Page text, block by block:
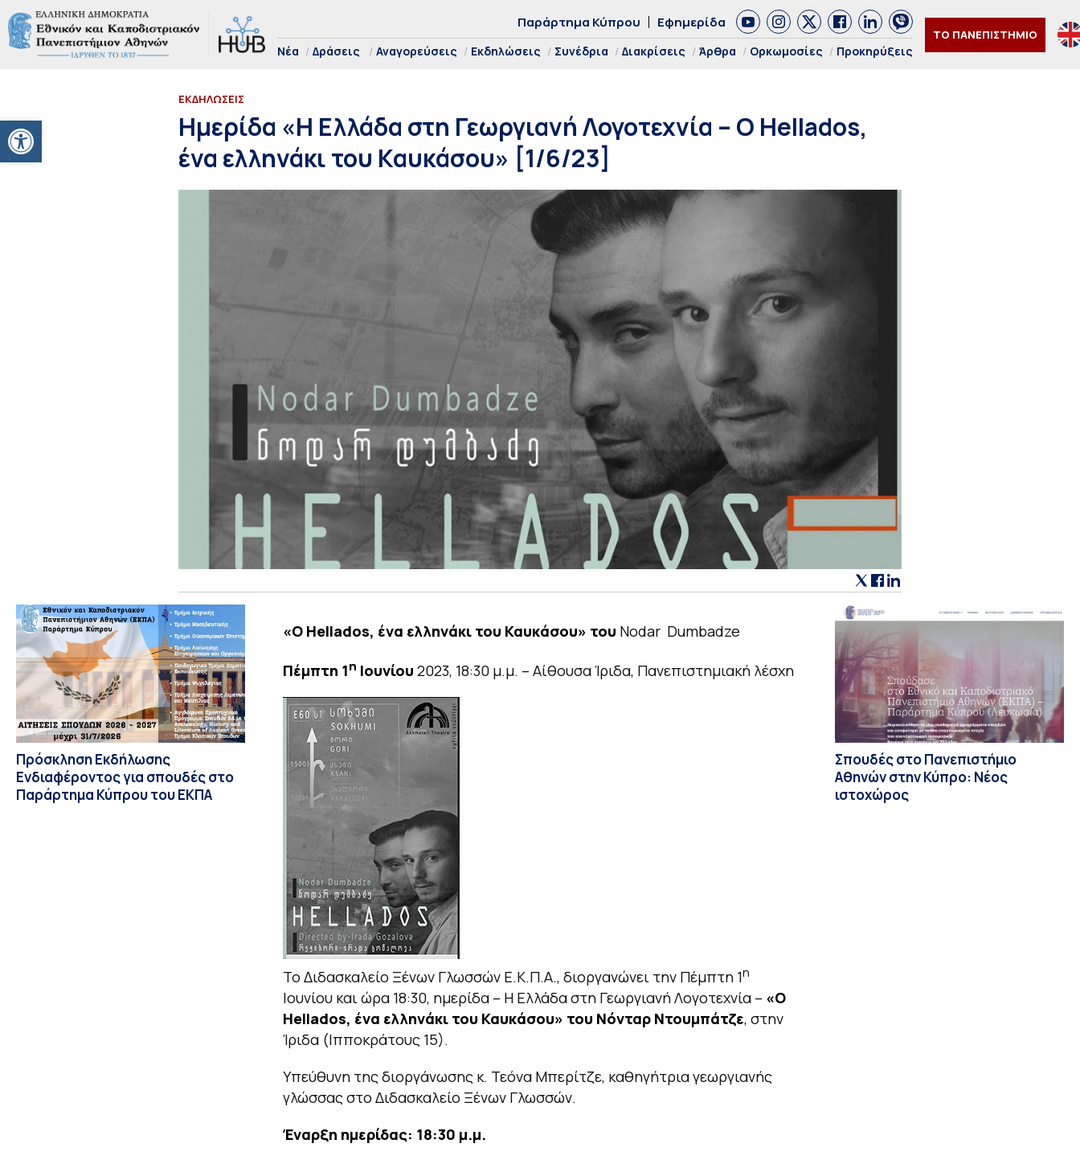
Ανοίξτε τη γραμμή εργαλείων
Παράρτημα Κύπρου Εφημερίδα
Νέα Δράσεις Αναγορεύσεις Εκδηλώσεις Συνέδρια Διακρίσεις Άρθρα Ορκωμοσίες Προκηρύξεις
ΤΟ ΠΑΝΕΠΙΣΤΗΜΙΟ
ΕΚΔΗΛΩΣΕΙΣ
Ημερίδα «Η Ελλάδα στη Γεωργιανή Λογοτεχνία – O Hellados,
ένα ελληνάκι του Καυκάσου» [1/6/23]
Πρόσκληση Εκδήλωσης
Ενδιαφέροντος για σπουδές στο
Παράρτημα Κύπρου του ΕΚΠΑ
«O Hellados, ένα ελληνάκι του Καυκάσου» του Nodar Dumbadze
Πέμπτη 1η Ιουνίου 2023, 18:30 μ.μ. – Αίθουσα Ίριδα, Πανεπιστημιακή λέσχη
Το Διδασκαλείο Ξένων Γλωσσών Ε.Κ.Π.Α., διοργανώνει την Πέμπτη 1η
Ιουνίου και ώρα 18:30, ημερίδα – Η Ελλάδα στη Γεωργιανή Λογοτεχνία – «O
Hellados, ένα ελληνάκι του Καυκάσου» του Νόνταρ Ντουμπάτζε, στην
Ίριδα (Ιπποκράτους 15).
Υπεύθυνη της διοργάνωσης κ. Τεόνα Μπερίτζε, καθηγήτρια γεωργιανής
γλώσσαςστο Διδασκαλείο Ξένων Γλωσσών.
Έναρξη ημερίδας: 18:30 μ.μ.
Σπουδές στο Πανεπιστήμιο
Αθηνών στην Κύπρο: Νέος
ιστοχώρος